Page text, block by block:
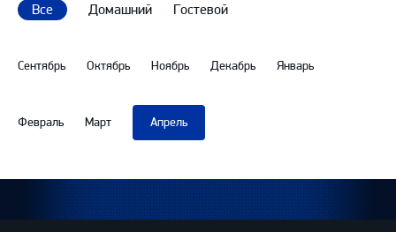
Все Домашний Гостевой
Сентябрь Октябрь Ноябрь Декабрь Январь
Февраль Март Апрель